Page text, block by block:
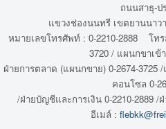
ถนนสาธุ-ป
แขวงช่องนนทรี เขตยานนาว
หมายเลขโทรศัพท์ : 0-2210-2888 โทร
3720 / แผนกขาเข้
ฝ่ายการตลาด (แผนกขาย) 0-2674-3725
คอนโซล 0-
/ฝ่ายบัญชีและการเงิน 0-2210-2889 /
อีเมล์ :